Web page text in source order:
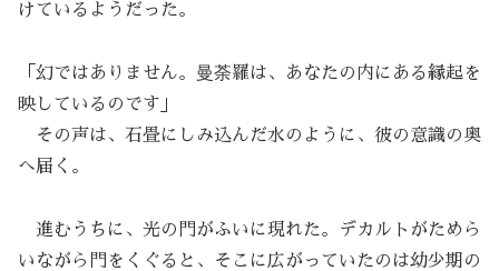
けているようだった。
「幻ではありません。曼荼羅は、あなたの内にある縁起を
映しているのです」
その声は、石畳にしみ込んだ水のように、彼の意識の奥
へ届く。
進むうちに、光の門がふいに現れた。デカルトがためら
いながら門をくぐると、そこに広がっていたのは幼少期の